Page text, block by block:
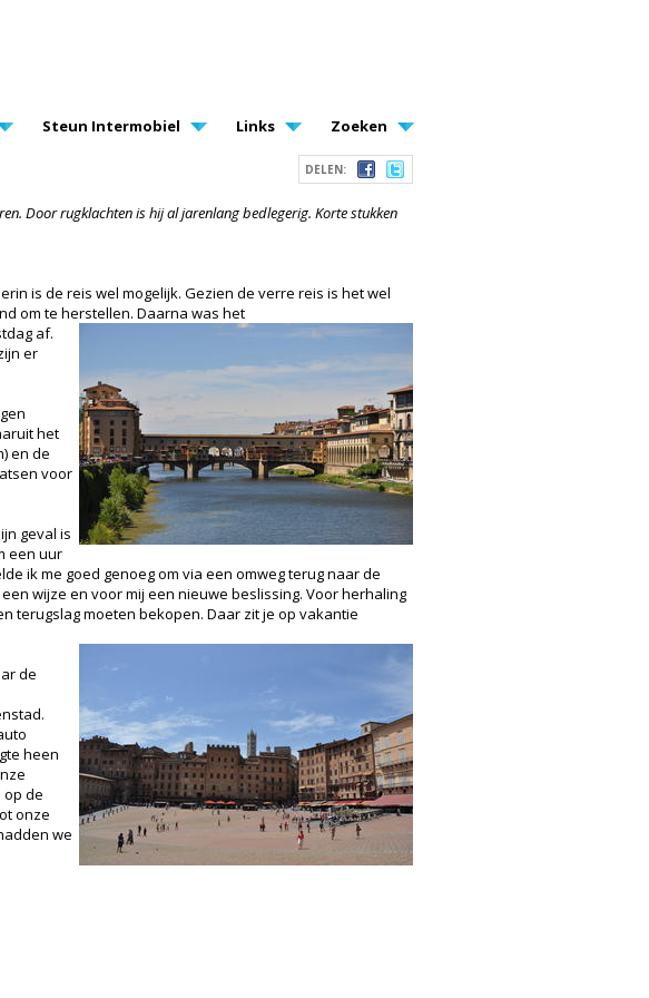
Steun Intermobiel Links Zoeken
DELEN:
Door rugklachten is hij al jarenlang bedlegerig. Korte stukken
is de reis wel mogelijk. Gezien de verre reis is het wel
om te herstellen. Daarna was het
af.
er
het
en de
voor
geval is
een uur
ik me goed genoeg om via een omweg terug naar de
wijze en voor mij een nieuwe beslissing. Voor herhaling
terugslag moeten bekopen. Daar zit je op vakantie
de
heen
op de
onze
we